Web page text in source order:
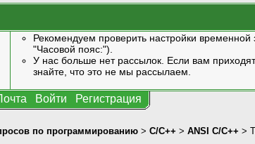
Рекомендуем проверить настройки
"Часовой пояс:").
У нас больше нет рассылок. Если вам
знайте, что это не мы рассылаем.
Войти Регистрация
по программированию > C/C++ > ANSI С/С++ >